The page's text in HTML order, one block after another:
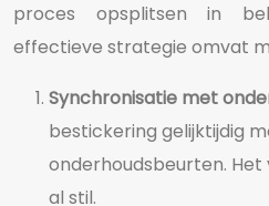
proces opsplitsen in
effectieve strategie omvat
Synchronisatie met
bestickering gelijktijdig
onderhoudsbeurten.
al stil.